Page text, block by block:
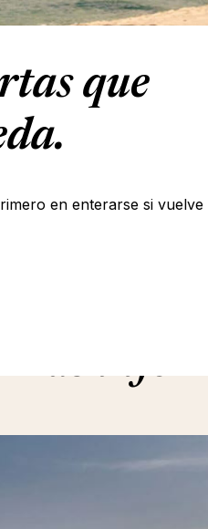
que
en enterarse si
Más